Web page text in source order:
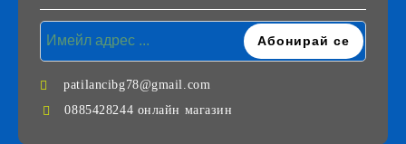
patilancibg78@gmail.com
0885428244 онлайн магазин